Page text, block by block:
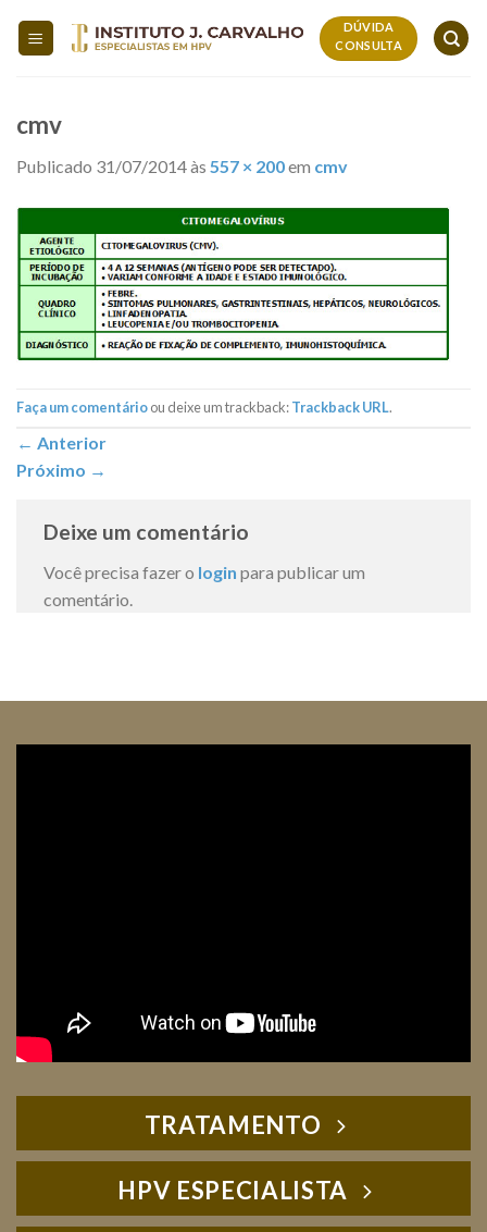
DÚVIDA
CONSULTA
cmv
Publicado 31/07/2014às 557 × 200em cmv
Faça um comentárioou deixe um trackback:Trackback URL.
← Anterior
Próximo →
Deixe um comentário
Você precisa fazer o login para publicar um
comentário.
TRATAMENTO
HPV ESPECIALISTA